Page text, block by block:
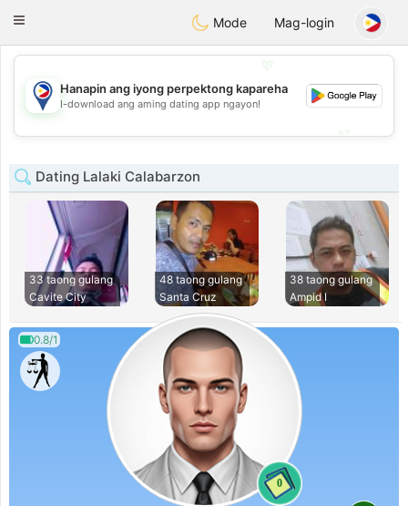
PhilippinesChat
Toggle
Mode Mag-login
💖
💕
Hanapin ang iyong perpektong kapareha
I-download ang aming dating app ngayon!
Dating Lalaki Calabarzon
33 taong gulang
Cavite City
48 taong gulang
Santa Cruz
38 taong gulang
Ampid I
0.8/1
0